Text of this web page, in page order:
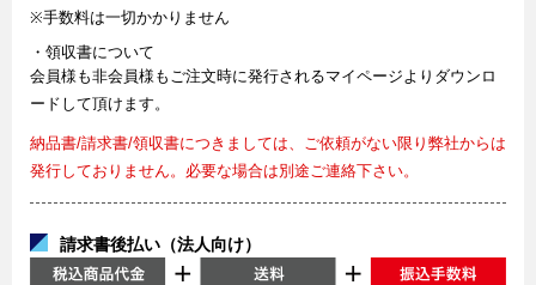
※手数料は一切かかりません
・領収書について
会員様も非会員様もご注文時に発行されるマイページよりダウンロ
ードして頂けます。
納品書/請求書/領収書につきましては、ご依頼がない限り弊社からは
発行しておりません。必要な場合は別途ご連絡下さい。
請求書後払い（法人向け）